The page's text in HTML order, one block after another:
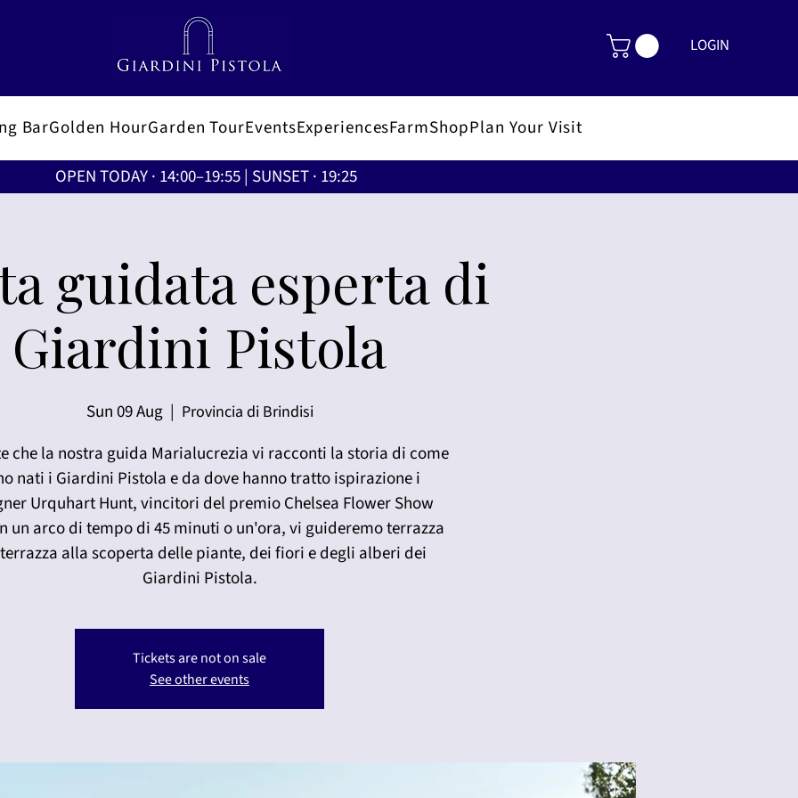
LOGIN
BarGolden HourGarden TourEventsExperiencesFarmShopPlan Your Visit
OPEN TODAY · 14:00–19:55 | SUNSET · 19:25
guidata esperta di
Giardini Pistola
Sun 09 Aug
  |
Provincia di Brindisi
che la nostra guida Marialucrezia vi racconti la storia di come
nati i Giardini Pistola e da dove hanno tratto ispirazione i
Urquhart Hunt, vincitori del premio Chelsea Flower Show
un arco di tempo di 45 minuti o un'ora, vi guideremo terrazza
alla scoperta delle piante, dei fiori e degli alberi dei
Giardini Pistola.
Tickets are not on sale
See other events